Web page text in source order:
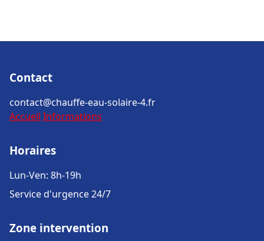
Contact
contact@chauffe-eau-solaire-4.fr
Accueil Informations
Horaires
Lun-Ven: 8h-19h
Service d'urgence 24/7
Zone intervention